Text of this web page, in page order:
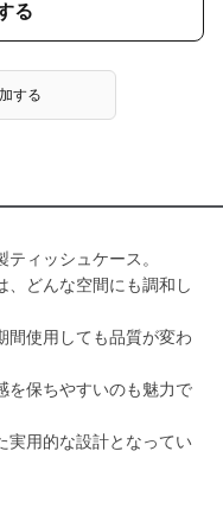
る
する
ィッシュケース。
、どんな空間にも調和し
間使用しても品質が変わ
を保ちやすいのも魅力で
実用的な設計となってい